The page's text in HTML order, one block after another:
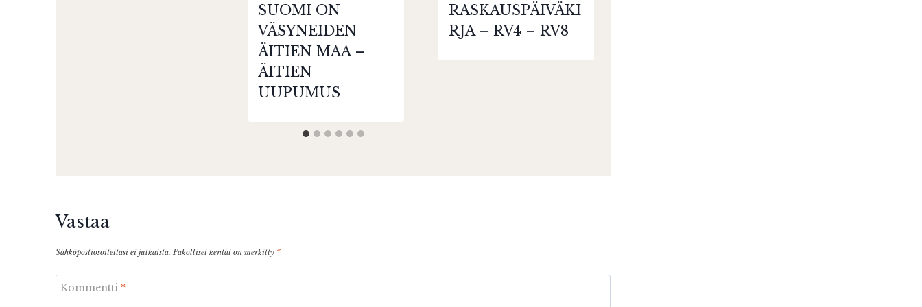
SUOMI ON
VÄSYNEIDEN
ÄITIEN MAA –
ÄITIEN
UUPUMUS
RASKAUSPÄIVÄKI
RJA – RV4 – RV8
Vastaa
Sähköpostiosoitettasi ei julkaista. Pakolliset kentät on merkitty *
Kommentti *